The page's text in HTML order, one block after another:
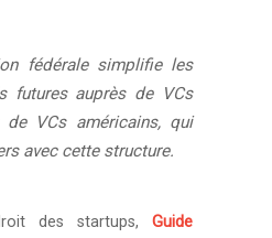
fédérale simplifie les
futures auprès de VCs
de VCs américains, qui
avec cette structure.
des startups, Guide